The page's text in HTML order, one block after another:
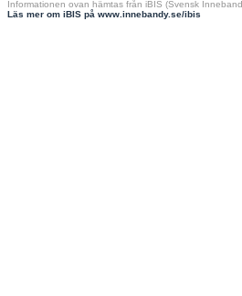
Informationen ovan hämtas från iBIS (Svensk
Läs mer om iBIS på www.innebandy.se/ibis